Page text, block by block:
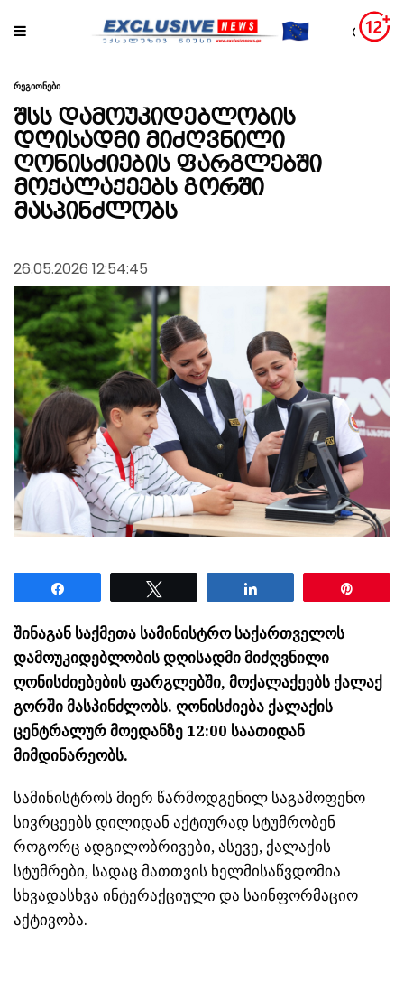
რეგიონები
შსს დამოუკიდებლობის
დღისადმი მიძღვნილი
ღონისძიების ფარგლებში
მოქალაქეებს გორში
მასპინძლობს
26.05.2026 12:54:45
შინაგან საქმეთა სამინისტრო საქართველოს
დამოუკიდებლობის დღისადმი მიძღვნილი
ღონისძიებების ფარგლებში, მოქალაქეებს ქალაქ
გორში მასპინძლობს. ღონისძიება ქალაქის
ცენტრალურ მოედანზე 12:00 საათიდან
მიმდინარეობს.
სამინისტროს მიერ წარმოდგენილ საგამოფენო
სივრცეებს დილიდან აქტიურად სტუმრობენ
როგორც ადგილობრივები, ასევე, ქალაქის
სტუმრები, სადაც მათთვის ხელმისაწვდომია
სხვადასხვა ინტერაქციული და საინფორმაციო
აქტივობა.